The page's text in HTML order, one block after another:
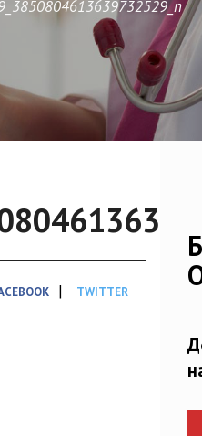
| TWITTER